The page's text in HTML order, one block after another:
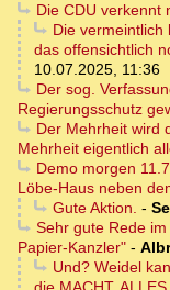
Die CDU verkennt
Die vermeintlich
das offensichtlich
10.07.2025, 11:36
Der sog.
Regierungsschutz
Der Mehrheit wird
Mehrheit eigentlich
Demo morgen
Löbe-Haus neben
Gute Aktion. -
Sehr gute Rede
Papier-Kanzler" -
Und? Weidel